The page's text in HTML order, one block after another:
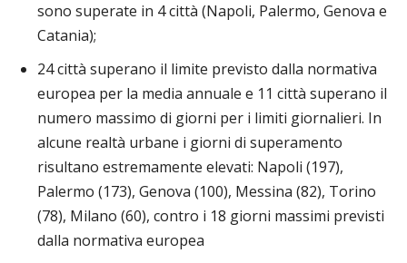
sono superate in 4 città (Napoli, Palermo, Genova e
Catania);
24 città superano il limite previsto dalla normativa
europea per la media annuale e 11 città superano il
numero massimo di giorni per i limiti giornalieri. In
alcune realtà urbane i giorni di superamento
risultano estremamente elevati: Napoli (197),
Palermo (173), Genova (100), Messina (82), Torino
(78), Milano (60), contro i 18 giorni massimi previsti
dalla normativa europea